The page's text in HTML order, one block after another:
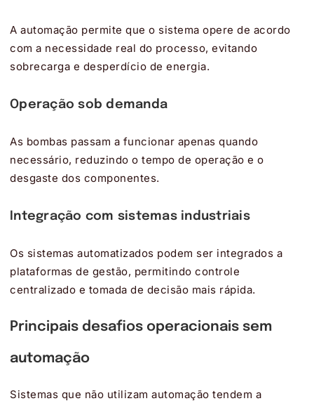
A automação permite que o sistema opere de acordo
com a necessidade real do processo, evitando
sobrecarga e desperdício de energia.
Operação sob demanda
As bombas passam a funcionar apenas quando
necessário, reduzindo o tempo de operação e o
desgaste dos componentes.
Integração com sistemas industriais
Os sistemas automatizados podem ser integrados a
plataformas de gestão, permitindo controle
centralizado e tomada de decisão mais rápida.
Principais desafios operacionais sem
automação
Sistemas que não utilizam automação tendem a